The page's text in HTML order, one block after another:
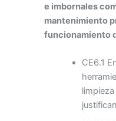
e imbornales
mantenimiento
funcionamiento
CE6.1